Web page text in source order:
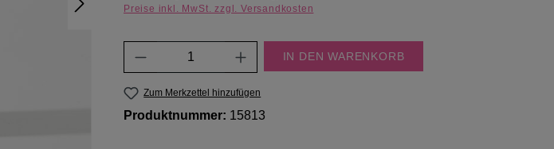
Preise inkl. MwSt. zzgl. Versandkosten
Produkt Anzahl: Gib den gewünschten Wert ein
IN DEN WARENKORB
Zum Merkzettel hinzufügen
Produktnummer: 15813